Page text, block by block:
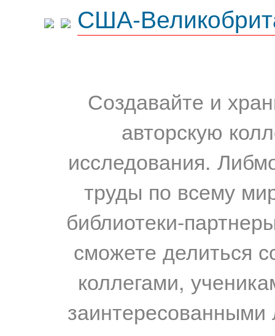
США-
Создавайте и
авторскую
исследования.
труды по всему
библиотеки-
сможете делиться
коллегами,